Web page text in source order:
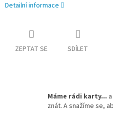
Detailní informace
ZEPTAT SE SDÍLET
Máme rádi karty...
znát. A snažíme se,